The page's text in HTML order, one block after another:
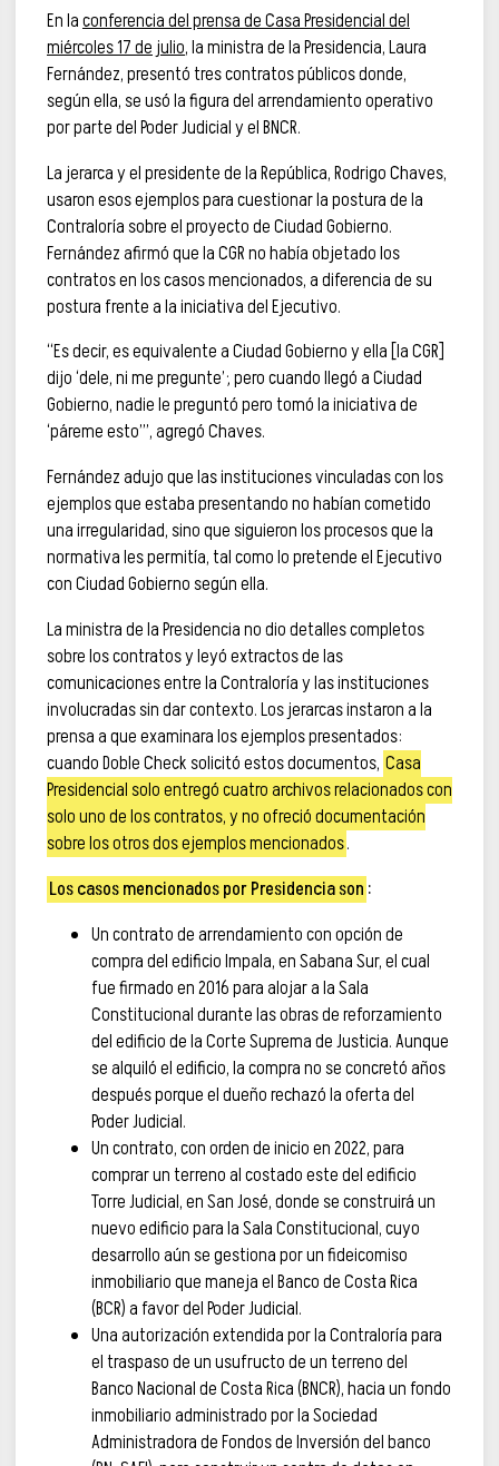
En laconferencia del prensa de Casa Presidencial del
miércoles 17 de julio, la ministra de la Presidencia, Laura
Fernández, presentó tres contratos públicos donde,
según ella, se usó la figura del arrendamiento operativo
por parte del Poder Judicial y el BNCR.
La jerarca y el presidente de la República, Rodrigo Chaves,
usaron esos ejemplos para cuestionar la postura de la
Contraloría sobre el proyecto de Ciudad Gobierno.
Fernández afirmó que la CGR no había objetado los
contratos en los casos mencionados, a diferencia de su
postura frente a la iniciativa del Ejecutivo.
“Es decir, es equivalente a Ciudad Gobierno y ella [la CGR]
dijo ‘dele, ni me pregunte’; pero cuando llegó a Ciudad
Gobierno, nadie le preguntó pero tomó la iniciativa de
‘páreme esto’”, agregó Chaves.
Fernández adujo que las instituciones vinculadas con los
ejemplos que estaba presentando no habían cometido
una irregularidad, sino que siguieron los procesos que la
normativa les permitía, tal como lo pretende el Ejecutivo
con Ciudad Gobierno según ella.
La ministra de la Presidencia no dio detalles completos
sobre los contratos y leyó extractos de las
comunicaciones entre la Contraloría y las instituciones
involucradas sin dar contexto. Los jerarcas instaron a la
prensa a que examinara los ejemplos presentados:
cuando Doble Check solicitó estos documentos, Casa
Presidencial solo entregó cuatro archivos relacionados con
solo uno de los contratos, y no ofreció documentación
sobre los otros dos ejemplos mencionados.
Los casos mencionados por Presidencia son :
Un contrato de arrendamiento con opción de
compra del edificio Impala, en Sabana Sur, el cual
fue firmado en 2016 para alojar a la Sala
Constitucional durante las obras de reforzamiento
del edificio de la Corte Suprema de Justicia. Aunque
se alquiló el edificio, la compra no se concretó años
después porque el dueño rechazó la oferta del
Poder Judicial.
Un contrato, con orden de inicio en 2022, para
comprar un terreno al costado este del edificio
Torre Judicial, en San José, donde se construirá un
nuevo edificio para la Sala Constitucional, cuyo
desarrollo aún se gestiona por un fideicomiso
inmobiliario que maneja el Banco de Costa Rica
(BCR) a favor del Poder Judicial.
Una autorización extendida por la Contraloría para
el traspaso de un usufructo de un terreno del
Banco Nacional de Costa Rica (BNCR), hacia un fondo
inmobiliario administrado por la Sociedad
Administradora de Fondos de Inversión del banco